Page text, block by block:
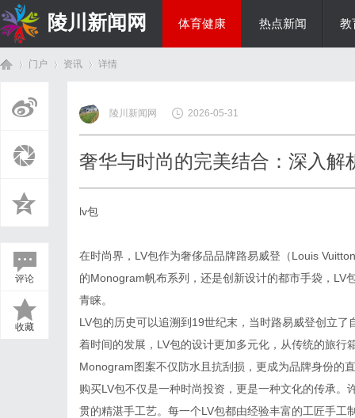
陵川新闻网 体育健康 热点新闻 教
门户 资讯
›
详情
评论
收藏
陵川新闻网 2026-05-31
奢华与时尚的完美结合：深入解
lv包
在时尚界，LV包作为奢侈品品牌路易威登（Louis
的Monogram帆布系列，还是创新设计的都市手袋，LV
青睐。
LV包的历史可以追溯到19世纪末，当时路易威登创立
着时间的发展，LV包的设计更加多元化，从传统的旅
Monogram图案不仅防水且抗刮损，更成为品牌身份的
购买LV包不仅是一种时尚投资，更是一种文化的传承
贯的精湛手工艺。每一个LV包都由经验丰富的工匠手